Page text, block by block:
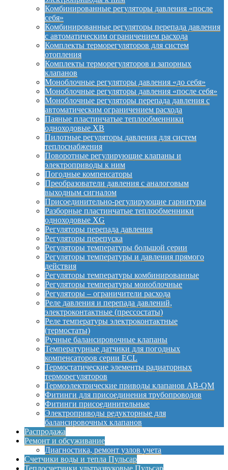
Комбинированные регуляторы давления «после
себя»
Комбинированные регуляторы перепада давления
с автоматическим ограничением расхода
Комплекты терморегуляторов для систем
отопления
Комплекты терморегуляторов и запорных
клапанов
Моноблочные регуляторы давления «до себя»
Моноблочные регуляторы давления «после себя»
Моноблочные регуляторы перепада давления с
автоматическим ограничением расхода
Паяные пластинчатые теплообменники
одноходовые XB
Пилотные регуляторы давления для систем
теплоснабжения
Поворотные регулирующие клапаны и
электроприводы к ним
Погодные компенсаторы
Преобразователи давления с аналоговым
выходным сигналом
Присоединительно-регулирующие гарнитуры
Разборные пластинчатые теплообменники
одноходовые XG
Регуляторы перепада давления
Регуляторы перепуска
Регуляторы температуры большой серии
Регуляторы температуры и давления прямого
действия
Регуляторы температуры комбинированные
Регуляторы температуры моноблочные
Регуляторы – ограничители расхода
Реле давления и перепада давлений,
электроконтактные (прессостаты)
Реле температуры электроконтактные
(термостаты)
Ручные балансировочные клапаны
Температурные датчики для погодных
компенсаторов серии ECL
Термостатические элементы радиаторных
терморегуляторов
Термоэлектрические приводы клапанов AB-QM
Фитинги для присоединения трубопроводов
Фитинги присоединительные
Электроприводы редукторные для
балансировочных клапанов
Распродажа
Ремонт и обсуживание
Диагностика, ремонт узлов учета
Счетчики воды и тепла Пульсар
Теплосчетчики ультразвуковые Пульсар